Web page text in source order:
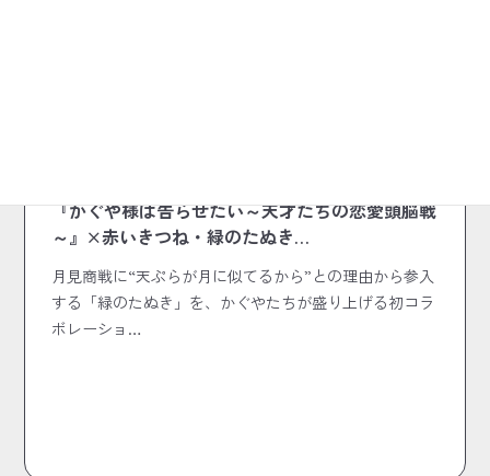
『かぐや様は告らせたい～天才たちの恋愛頭脳戦
～』×赤いきつね・緑のたぬき…
月見商戦に“天ぷらが月に似てるから”との理由から参入
する「緑のたぬき」を、かぐやたちが盛り上げる初コラ
ボレーショ…